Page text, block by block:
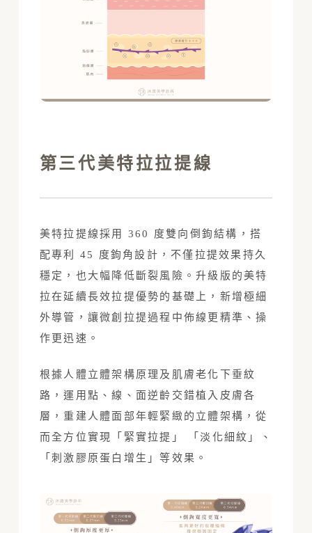
第三代美特拉拉提線
美特拉提線採用 360 度雙向倒鉤結構，搭
配專利 45 度鉤角設計，不僅拉提效果持久
穩定，也大幅降低斷裂風險。升級版的美特
拉在延續長效拉提優勢的基礎上，新增極細
外導管，讓微創拉提過程中佈線更精準、操
作更迅速。
根據人體立體架構原理及肌膚老化下垂紋
路，運用點、線、面逆齡交錯植入皮膚各
層，重建人體面部年輕緊緻的立體架構，從
而全方位實現「緊實拉提」 「淡化細紋」、
「刺激膠原蛋白增生」等效果。